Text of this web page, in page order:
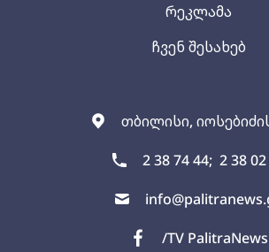
თბილისი,
2 38 74 44; 2 38
/TV PalitraNews
რეკლამა
ჩვენ შესახებ